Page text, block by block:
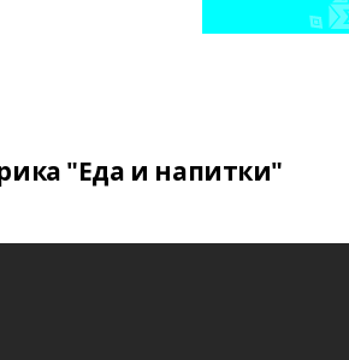
"Еда и напитки"